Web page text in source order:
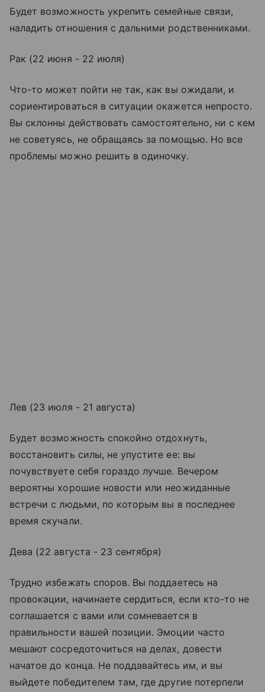
Будет возможность укрепить семейные связи,
наладить отношения с дальними родственниками.
Рак (22 июня - 22 июля)
Что-то может пойти не так, как вы ожидали, и
сориентироваться в ситуации окажется непросто.
Вы склонны действовать самостоятельно, ни с кем
не советуясь, не обращаясь за помощью. Но все
проблемы можно решить в одиночку.
Лев (23 июля - 21 августа)
Будет возможность спокойно отдохнуть,
восстановить силы, не упустите ее: вы
почувствуете себя гораздо лучше. Вечером
вероятны хорошие новости или неожиданные
встречи с людьми, по которым вы в последнее
время скучали.
Дева (22 августа - 23 сентября)
Трудно избежать споров. Вы поддаетесь на
провокации, начинаете сердиться, если кто-то не
соглашается с вами или сомневается в
правильности вашей позиции. Эмоции часто
мешают сосредоточиться на делах, довести
начатое до конца. Не поддавайтесь им, и вы
выйдете победителем там, где другие потерпели